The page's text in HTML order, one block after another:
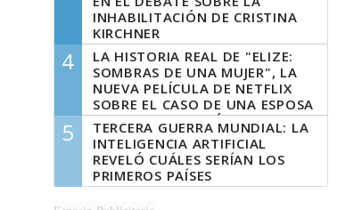
INHABILITACIÓN DE CRISTINA
KIRCHNER
4
LA HISTORIA REAL DE "ELIZE:
SOMBRAS DE UNA MUJER", LA
NUEVA PELÍCULA DE NETFLIX
SOBRE EL CASO DE UNA ESPOSA
QUE DESCUARTIZÓ A SU
MARIDO
5
TERCERA GUERRA MUNDIAL: LA
INTELIGENCIA ARTIFICIAL
REVELÓ CUÁLES SERÍAN LOS
PRIMEROS PAÍSES
LATINOAMERICANOS EN SER